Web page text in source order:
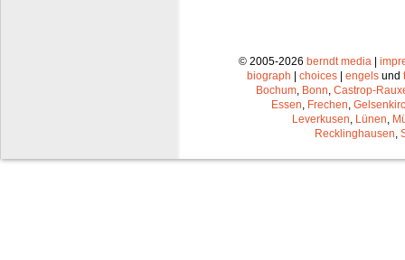
© 2005-2026 berndt media |
biograph | choices | engels und
Bochum Bonn Castrop-
Essen Frechen
Leverkusen Lünen
Recklinghausen